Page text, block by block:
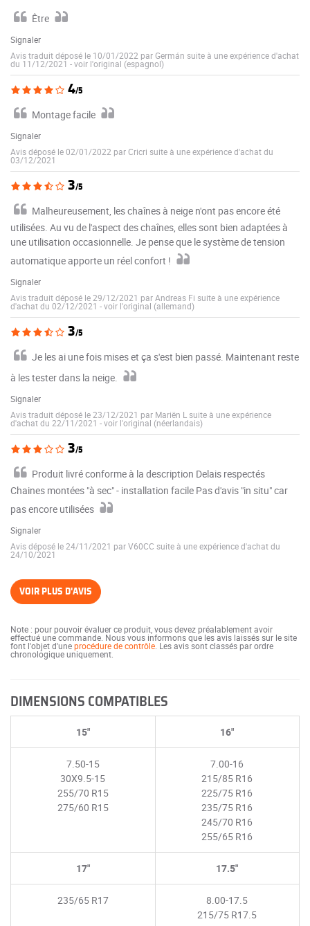
Être
Signaler
Avis traduit déposé le 10/01/2022 par Germán suite à une expérience d'achat
du 11/12/2021 -voir l'original (espagnol)
4/5
Montage facile
Signaler
Avis déposé le 02/01/2022 par Cricri suite à une expérience d'achat du
03/12/2021
3/5
Malheureusement, les chaînes à neige n'ont pas encore été
utilisées. Au vu de l'aspect des chaînes, elles sont bien adaptées à
une utilisation occasionnelle. Je pense que le système de tension
automatique apporte un réel confort !
Signaler
Avis traduit déposé le 29/12/2021 par Andreas Fi suite à une expérience
d'achat du 02/12/2021 -voir l'original (allemand)
3/5
Je les ai une fois mises et ça s'est bien passé. Maintenant reste
à les tester dans la neige.
Signaler
Avis traduit déposé le 23/12/2021 par Mariën L suite à une expérience
d'achat du 22/11/2021 -voir l'original (néerlandais)
3/5
Produit livré conforme à la description Delais respectés
Chaines montées "à sec" - installation facile Pas d'avis "in situ" car
pas encore utilisées
Signaler
Avis déposé le 24/11/2021 par V60CC suite à une expérience d'achat du
24/10/2021
VOIR PLUS D'AVIS
Note : pour pouvoir évaluer ce produit, vous devez préalablement avoir
effectué une commande. Nous vous informons que les avis laissés sur le site
font l'objet d'uneprocédure de contrôle . Les avis sont classés par ordre
chronologique uniquement.
DIMENSIONS COMPATIBLES
15"
7.50-15
30X9.5-15
255/70 R15
275/60 R15
16"
7.00-16
215/85 R16
225/75 R16
235/75 R16
245/70 R16
255/65 R16
17"
235/65 R17
17.5"
8.00-17.5
215/75 R17.5